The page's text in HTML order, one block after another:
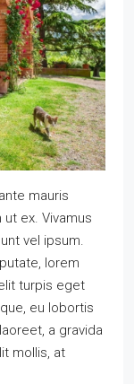
mauris
ex. Vivamus
vel ipsum.
lorem
turpis eget
eu lobortis
a gravida
mollis, at